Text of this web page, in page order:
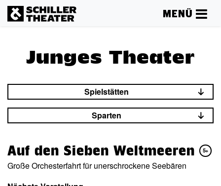
MENÜ
Junges Theater
Spielstätten
Sparten
Auf den Sieben Weltmeeren 5+
Große Orchesterfahrt für unerschrockene Seebären